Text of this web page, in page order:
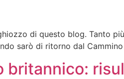
di questo blog. Tanto
sarò di ritorno dal
britannico: